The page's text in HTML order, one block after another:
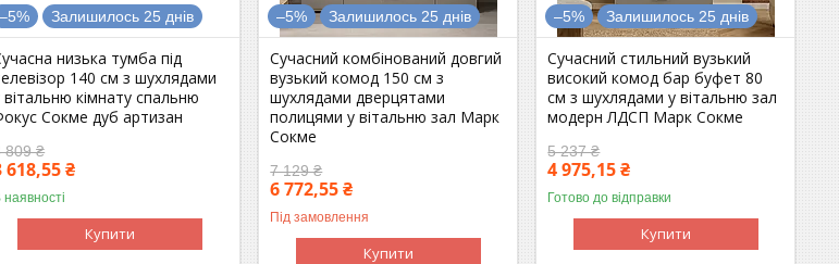
–5% Залишилось 25 днів
низька тумба під
140 см з шухлядами
вітальню кімнату спальню
Сокме дуб артизан
809 ₴
618,55 ₴
наявності
Купити
–5% Залишилось 25 днів
Сучасний комбінований довгий
вузький комод 150 см з
шухлядами дверцятами
полицями у вітальню зал Марк
Сокме
7 129 ₴
6 772,55 ₴
Під замовлення
Купити
–5% Залишилось 25 днів
Сучасний стильний вузький
високий комод бар буфет 80
см з шухлядами у вітальню зал
модерн ЛДСП Марк Сокме
5 237 ₴
4 975,15 ₴
Готово до відправки
Купити